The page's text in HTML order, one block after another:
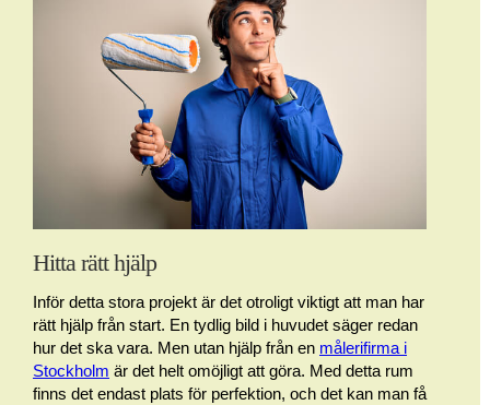
Hitta rätt hjälp
Inför detta stora projekt är det otroligt viktigt att man har
rätt hjälp från start. En tydlig bild i huvudet säger redan
hur det ska vara. Men utan hjälp från en målerifirma i
Stockholm är det helt omöjligt att göra. Med detta rum
finns det endast plats för perfektion, och det kan man få